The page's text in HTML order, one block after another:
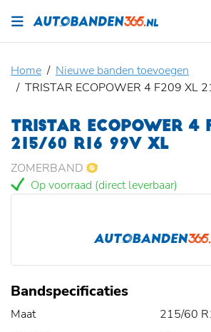
Home
Nieuwe banden toevoegen
TRISTAR ECOPOWER 4 F209 XL
TRISTAR ECOPOWER 4
215/60 R16 99V XL
ZOMERBAND
Op voorraad (direct leverbaar)
Bandspecificaties
Maat
215/60